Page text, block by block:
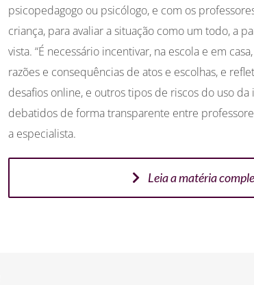
psicopedagogo ou psicólogo, e com os
criança, para avaliar a situação como um todo, a
vista. “É necessário incentivar, na escola e em
razões e consequências de atos e escolhas, e
desafios online, e outros tipos de riscos do uso
debatidos de forma transparente entre
a especialista.
Leia a matéria